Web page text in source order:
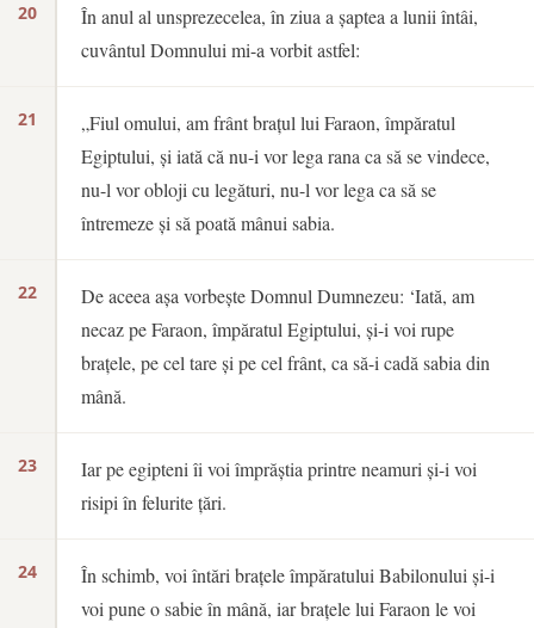
20
21
22
23
24
În anul al unsprezecelea, în ziua a șaptea a lunii întâi,
cuvântul Domnului mi-a vorbit astfel:
„Fiul omului, am frânt brațul lui Faraon, împăratul
Egiptului, și iată că nu-i vor lega rana ca să se vindece,
nu-l vor obloji cu legături, nu-l vor lega ca să se
întremeze și să poată mânui sabia.
De aceea așa vorbește Domnul Dumnezeu: ‘Iată, am
necaz pe Faraon, împăratul Egiptului, și-i voi rupe
brațele, pe cel tare și pe cel frânt, ca să-i cadă sabia din
mână.
Iar pe egipteni îi voi împrăștia printre neamuri și-i voi
risipi în felurite țări.
În schimb, voi întări brațele împăratului Babilonului și-i
voi pune o sabie în mână, iar brațele lui Faraon le voi